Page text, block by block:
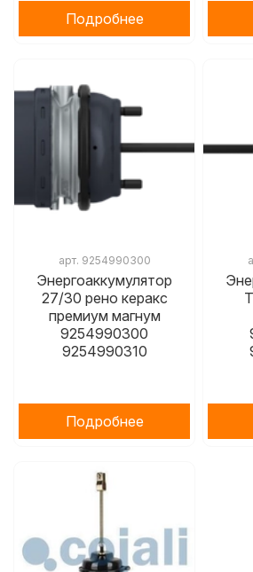
Подробнее
арт. 9254990300
Энергоаккумулятор
27/30 рено керакс
премиум магнум
9254990300
9254990310
Подробнее